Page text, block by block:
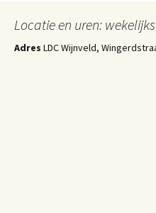
Locatie en uren:
Adres LDC Wijnveld,